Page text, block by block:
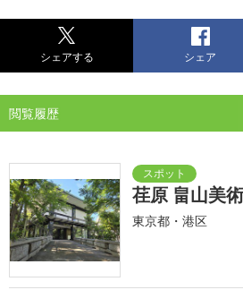
シェアする シェア
閲覧履歴
荏原 畠山美
東京都・港区